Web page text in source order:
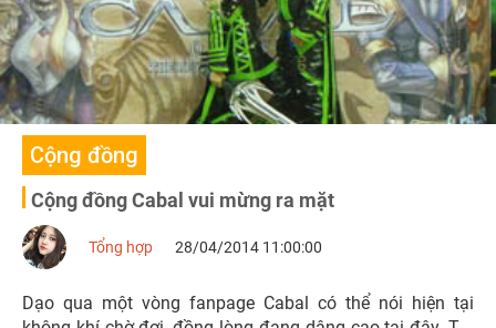
Cộng đồng
Cộng đồng Cabal vui mừng ra mặt
Tổng hợp 28/04/2014 11:00:00
Dạo qua một vòng fanpage Cabal có thể nói hiện tại